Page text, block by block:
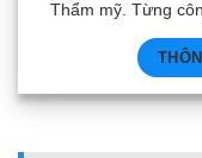
Thẩm mỹ. Từng